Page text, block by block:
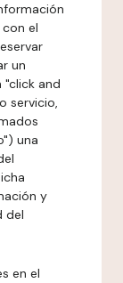
el
un
and
servicio,
una
y
del
en el